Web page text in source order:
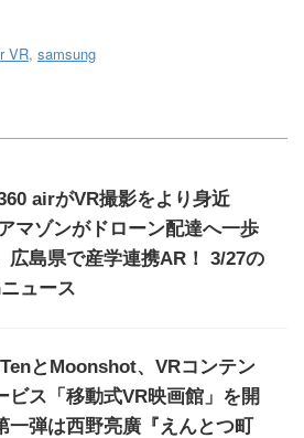
VR, samsung
airがVR撮影をより身近
マゾンがドローン配達へ一歩
広島県で産学連携AR！ 3/27の
ュース
とMoonshot、VRコンテン
ビス「移動式VR映画館」を開
一弾は西野亮廣『えんとつ町